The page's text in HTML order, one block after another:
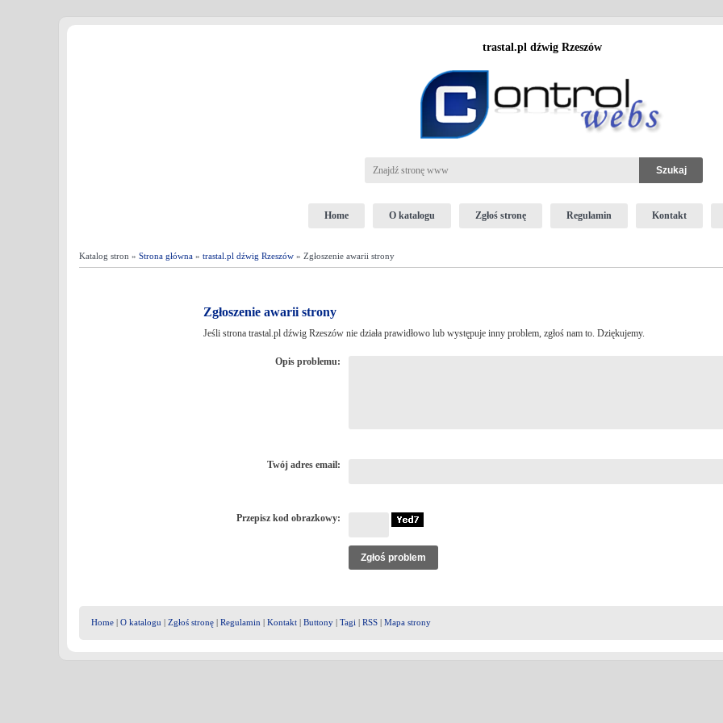
trastal.pl dźwig Rzeszów
Home O katalogu Zgłoś stronę Regulamin Kontakt
Katalog stron » Strona główna » trastal.pl dźwig Rzeszów » Zgłoszenie awarii strony
Zgłoszenie awarii strony
Jeśli strona trastal.pl dźwig Rzeszów nie działa prawidłowo lub występuje inny problem, zgłoś nam to. Dziękujemy.
Opis problemu:
Twój adres email:
Przepisz kod obrazkowy:
Home O katalogu Zgłoś stronę Regulamin Kontakt Buttony Tagi RSS Mapa strony